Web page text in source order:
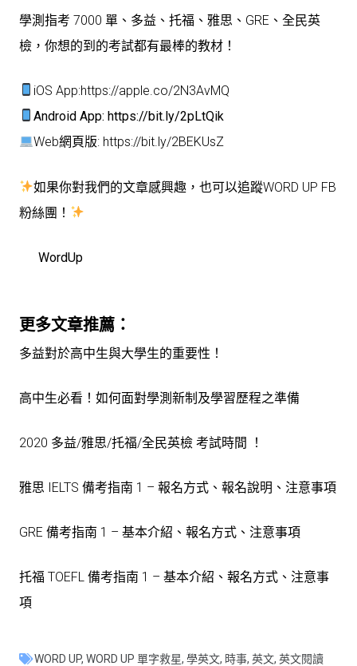
學測指考 7000 單、多益、托福、雅思、GRE、全民英
檢，你想的到的考試都有最棒的教材！
iOS App:https://apple.co/2N3AvMQ
Android App:https://bit.ly/2pLtQik
Web網頁版: https://bit.ly/2BEKUsZ
如果你對我們的文章感興趣，也可以追蹤WORD UP FB
粉絲團！
WordUp
更多文章推薦：
多益對於高中生與大學生的重要性！
高中生必看！如何面對學測新制及學習歷程之準備
2020 多益/雅思/托福/全民英檢 考試時間 ！
雅思 IELTS 備考指南 1 – 報名方式、報名說明、注意事項
GRE 備考指南 1 – 基本介紹、報名方式、注意事項
托福 TOEFL 備考指南 1 – 基本介紹、報名方式、注意事
項
WORD UP, WORD UP 單字救星, 學英文, 時事, 英文, 英文閱讀